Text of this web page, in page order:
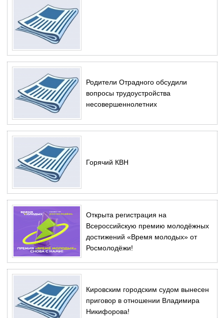
Родители Отрадного обсудили
вопросы трудоустройства
несовершеннолетних
Горячий КВН
Открыта регистрация на
Всероссийскую премию молодёжных
достижений «Время молодых» от
Росмолодёжи!
Кировским городским судом вынесен
приговор в отношении Владимира
Никифорова!